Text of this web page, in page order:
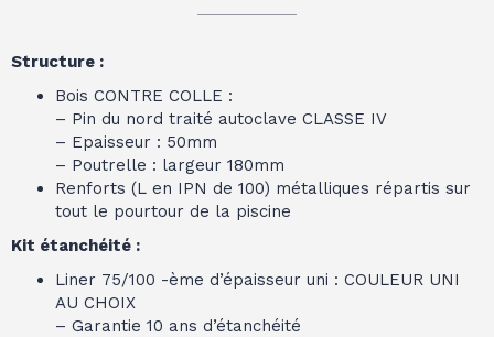
Structure :
Bois CONTRE COLLE :
– Pin du nord traité autoclave CLASSE IV
– Epaisseur : 50mm
– Poutrelle : largeur 180mm
Renforts (L en IPN de 100) métalliques répartis sur
tout le pourtour de la piscine
Kit étanchéité :
Liner 75/100 -ème d’épaisseur uni : COULEUR UNI
AU CHOIX
– Garantie 10 ans d’étanchéité